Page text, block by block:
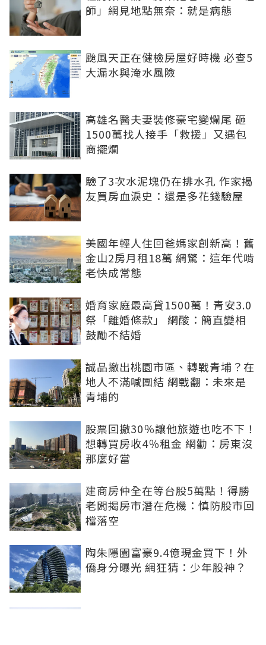
師」網見地點無奈：就是病態
颱風天正在健檢房屋好時機 必查5
大漏水與淹水風險
高雄名醫夫妻裝修豪宅變爛尾 砸
1500萬找人接手「救援」又遇包
商擺爛
驗了3次水泥塊仍在排水孔 作家揭
友買房血淚史：還是多花錢驗屋
美國年輕人住回爸媽家創新高！舊
金山2房月租18萬 網驚：這年代啃
老快成常態
婚育家庭最高貸1500萬！青安3.0
祭「離婚條款」 網酸：簡直變相
鼓勵不結婚
誠品撤出桃園市區、轉戰青埔？在
地人不滿喊團結 網戰翻：未來是
青埔的
股票回撤30％讓他旅遊也吃不下！
想轉買房收4％租金 網勸：房東沒
那麼好當
建商房仲全在等台股5萬點！得勝
老闆揭房市潛在危機：慎防股市回
檔落空
陶朱隱園富豪9.4億現金買下！外
僑身分曝光 網狂猜：少年股神？